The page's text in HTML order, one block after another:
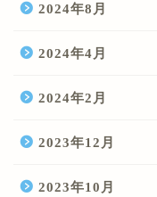
2024年8月
2024年4月
2024年2月
2023年12月
2023年10月